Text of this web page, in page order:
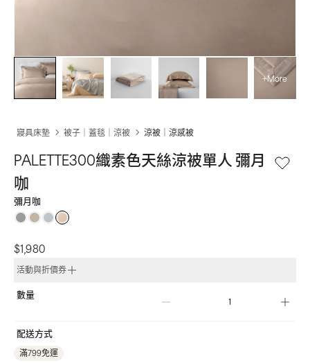
+More
寢具床墊 被子｜蓋毯｜涼被 涼被｜涼感被
PALETTE300織素色天絲涼被單人 彌月
咖
彌月咖
$1,980
活動與折價券
數量
配送方式
滿799免運